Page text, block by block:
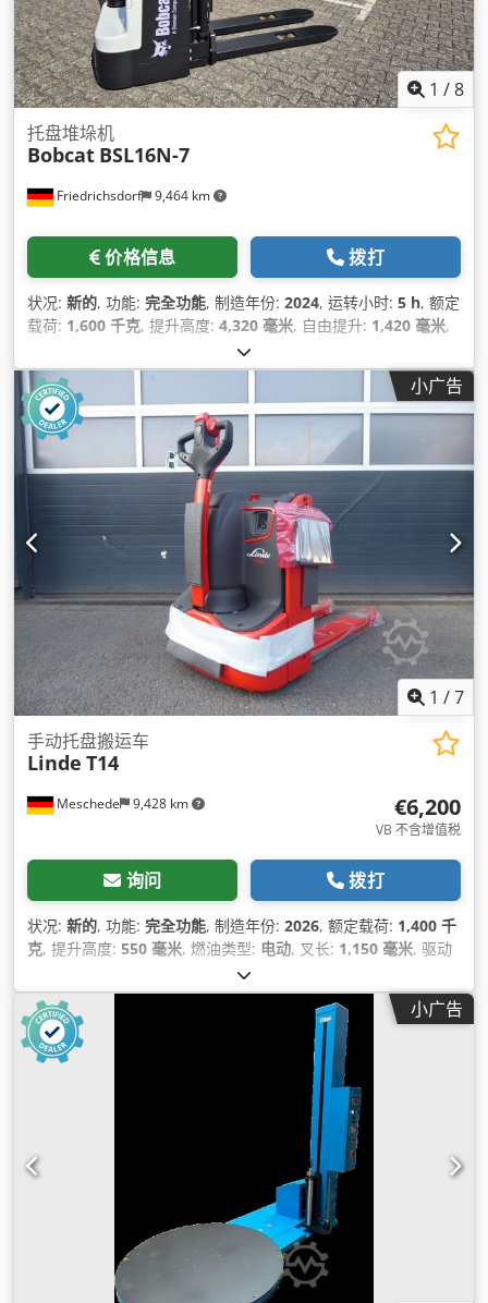
1 /8
Friedrichsdorf 9,464 km
托盘堆垛机
Bobcat BSL16N-7
价格信息 拨打
状况: 新的, 功能: 完全功能, 制造年份: 2024, 运转小时: 5 h, 额定
载荷: 1,600 千克, 提升高度: 4,320 毫米, 自由提升: 1,420 毫米,
三重式 (triplex)
米, 叉长:1,150 毫米, 空载重量:1,340 千克, 总长度:1,964 毫米,
驱动类型:
Elektro 小广告
1 /7
Meschede 9,428 km
手动托盘搬运车
Linde T14
€6,200
VB 不含增值税
询问 拨打
状况: 新的, 功能: 完全功能, 制造年份: 2026, 额定载荷: 1,400 千
克, 提升高度: 550 毫米, 燃油类型: 电动, 叉长: 1,150 毫米, 驱动
小广告